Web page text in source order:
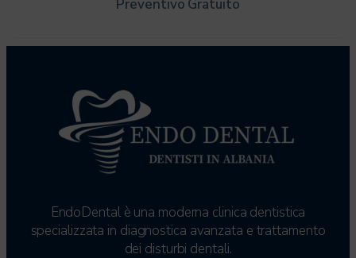
Preventivo Gratuito
EndoDental è una moderna clinica dentistica
specializzata in diagnostica avanzata e trattamento
dei disturbi dentali.